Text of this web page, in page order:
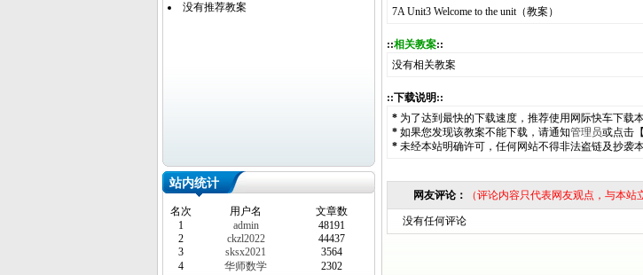
没有推荐教案
站内统计
名次 用户名
文章数
1
admin
48191
2
ckzl2022
44437
3
sksx2021
3564
4
华师数学
2302
7A Unit3 Welcome to the unit（教案）
::相关教案::
没有相关教案
::下载说明::
* 为了达到最快的下载速度，推荐使用网际快车下载本
* 如果您发现该教案不能下载，请通知管理员或点击【
* 未经本站明确许可，任何网站不得非法盗链及抄袭
网友评论： （评论内容只代表网友观点，与本站
没有任何评论